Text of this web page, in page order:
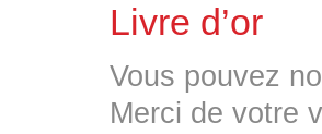
Livre d’or
Vous pouvez
Merci de votre